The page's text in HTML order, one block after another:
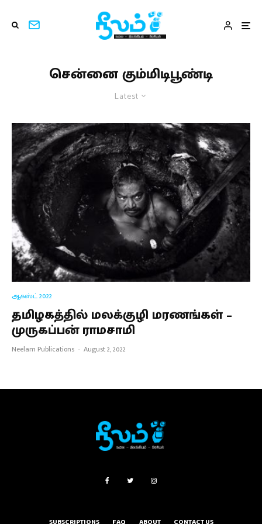
சென்னை கும்மிடிபூண்டி
Latest
ஆகஸ்ட் 2022
தமிழகத்தில் மலக்குழி மரணங்கள் –
முருகப்பன் ராமசாமி
Neelam Publications · August 2, 2022